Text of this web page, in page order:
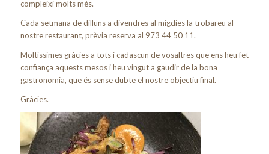
compleixi molts més.
Cada setmana de dilluns a divendres al migdies la trobareu al
nostre restaurant, prèvia reserva al 973 44 50 11.
Moltíssimes gràcies a tots i cadascun de vosaltres que ens heu fet
confiança aquests mesos i heu vingut a gaudir de la bona
gastronomia, que és sense dubte el nostre objectiu final.
Gràcies.